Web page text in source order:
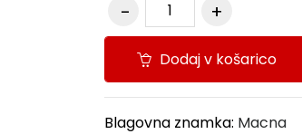
Dodaj v košarico
Blagovna znamka: Macna